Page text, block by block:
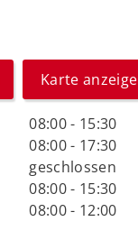
Karte
08:00 - 15:30
08:00 - 17:30
geschlossen
08:00 - 15:30
08:00 - 12:00